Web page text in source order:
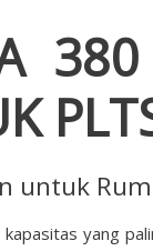
untuk
yang